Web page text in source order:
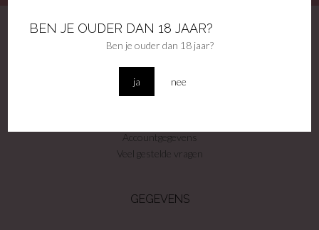
BEN JE OUDER DAN 18 JAAR?
Ben je ouder dan 18 jaar?
ja nee
Privacy voorwaarden
Accountgegevens
Veel gestelde vragen
GEGEVENS